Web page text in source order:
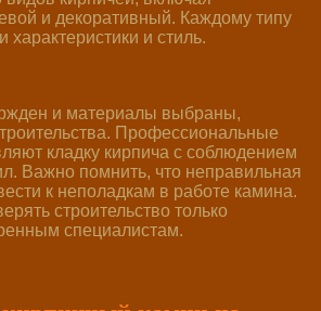
и декоративный. Каждому типу
характеристики и стиль.
и материалы выбраны,
Профессиональные
кладку кирпича с соблюдением
Важно помнить, что неправильная
к неполадкам в работе камина.
строительство только
специалистам.